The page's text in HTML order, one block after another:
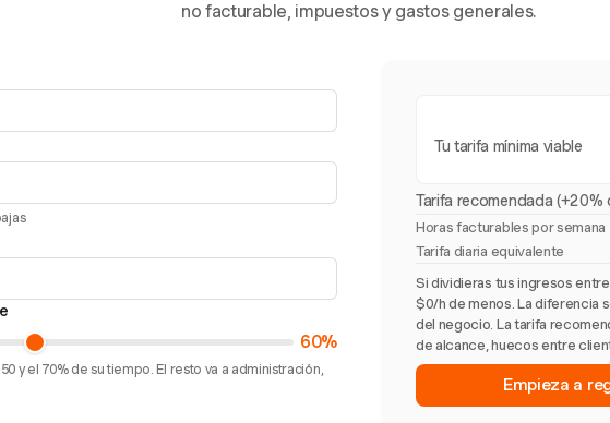
no facturable, impuestos y gastos generales.
60%
y el 70% de su tiempo. El resto va a administración,
Tu tarifa mínima viable
Tarifa recomendada (+20%
Horas facturables por semana
Tarifa diaria equivalente
Si dividieras tus ingresos
$0/h de menos. La diferencia
del negocio. La tarifa
de alcance, huecos entre
Empieza a